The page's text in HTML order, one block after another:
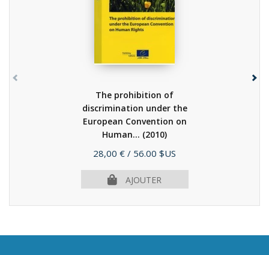
The prohibition of
discrimination under the
European Convention on
Human... (2010)
Prix
28,00 € / 56.00 $US
AJOUTER